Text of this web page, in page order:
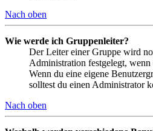
Nach oben
Wie werde ich Gruppenleiter?
Der Leiter einer Gruppe wird
Administration festgelegt,
Wenn du eine eigene
solltest du einen Administrator
Nach oben